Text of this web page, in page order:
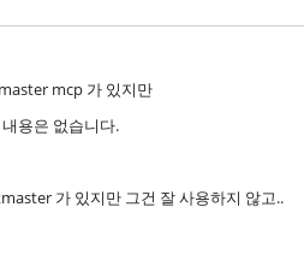
mcp 가 있지만
용은 없습니다.
가 있지만 그건 잘 사용하지 않고..